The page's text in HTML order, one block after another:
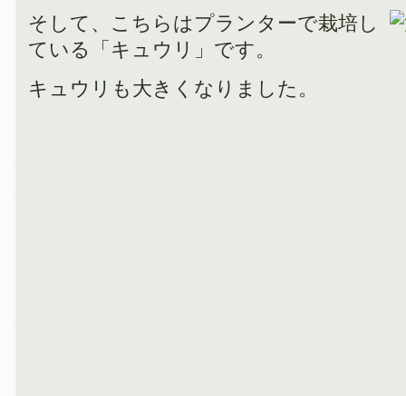
そして、こちらはプランターで栽培し
ている「キュウリ」です。
キュウリも大きくなりました。